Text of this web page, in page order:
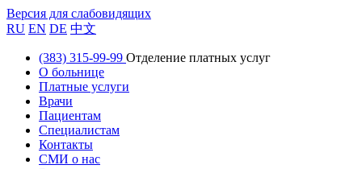
Версия для слабовидящих
RU EN DE 中文
(383) 315-99-99 Отделение платных услуг
О больнице
Платные услуги
Врачи
Пациентам
Специалистам
Контакты
СМИ о нас